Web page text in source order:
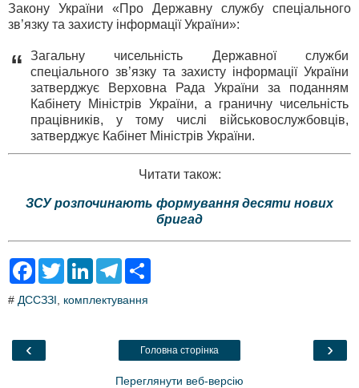
Закону України «Про Державну службу спеціального
зв’язку та захисту інформації України»:
“
Загальну чисельність Державної служби
спеціального зв’язку та захисту інформації України
затверджує Верховна Рада України за поданням
Кабінету Міністрів України, а граничну чисельність
працівників, у тому числі військовослужбовців,
затверджує Кабінет Міністрів України.
Читати також:
ЗСУ розпочинають формування десяти нових
бригад
F
e
o
T
t
L
k
T
e
a
# ДССЗЗІ комплектування
‹ ›
Головна сторінка
Переглянути веб-версію